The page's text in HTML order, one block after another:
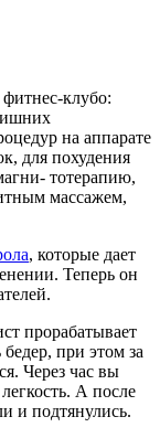
клубо:
на аппарате
для похудения
тотерапию,
массажем,
, которые дает
Теперь он
прорабатывает
при этом за
Через час вы
А после
и подтянулись.